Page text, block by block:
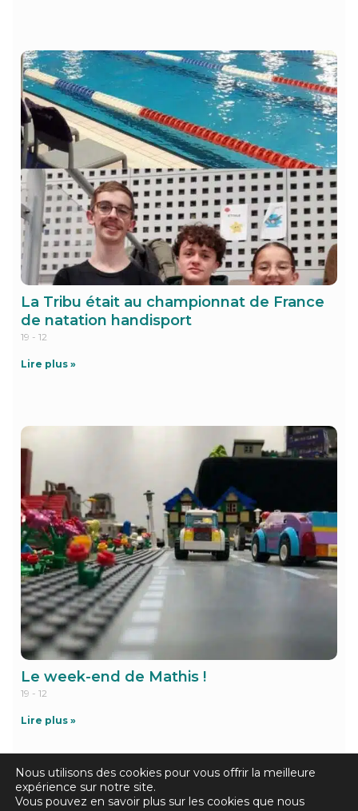
La Tribu était au championnat de France
de natation handisport
19 - 12
Lire plus »
Le week-end de Mathis !
19 - 12
Lire plus »
Nous utilisons des cookies pour vous offrir la meilleure
expérience sur notre site.
Vous pouvez en savoir plus sur les cookies que nous